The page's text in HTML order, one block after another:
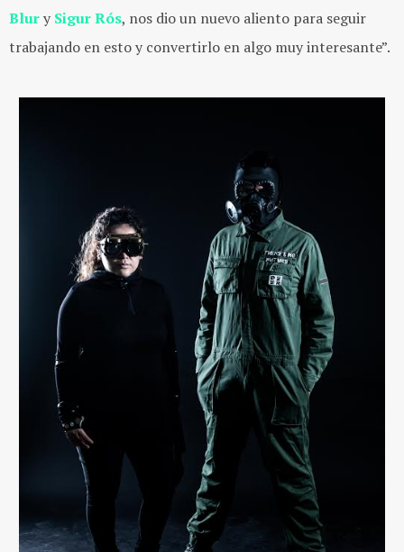
Blury Sigur Rós, nos dio un nuevo aliento para seguir
trabajando en esto y convertirlo en algo muy interesante”.